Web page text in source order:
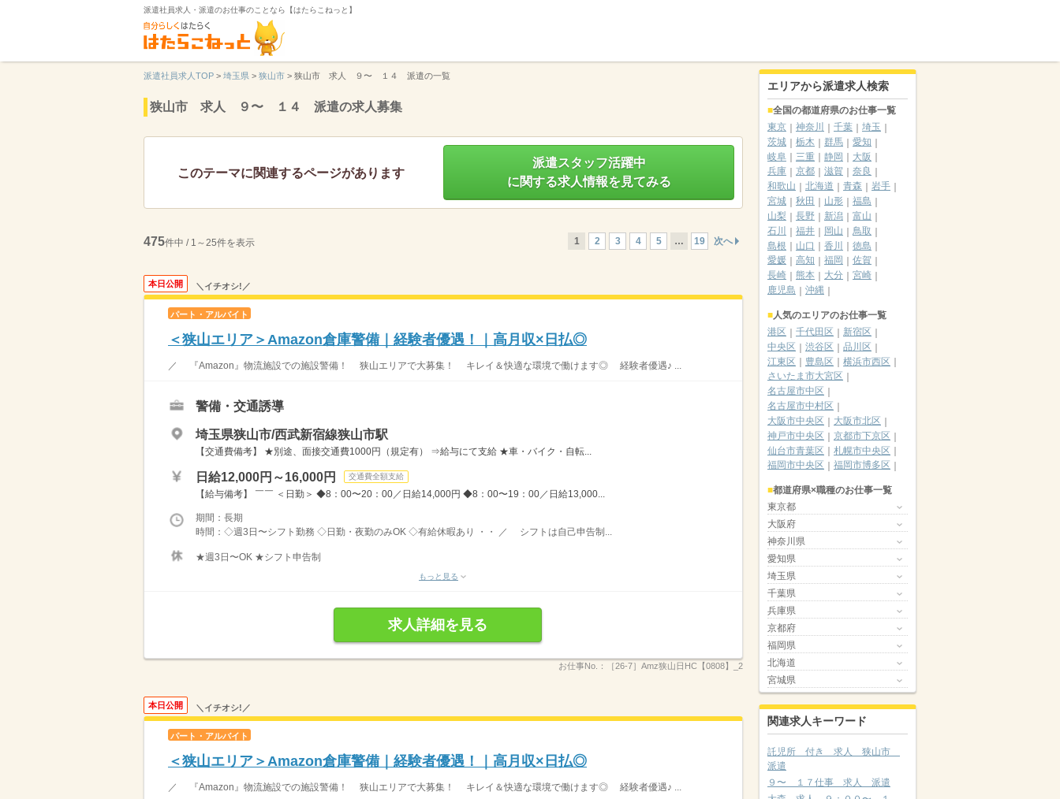
派遣社員求人・派遣のお仕事のことなら【はたらこねっと】
派遣社員求人TOP > 埼玉県 > 狭山市 > 狭山市 求人 ９〜 １４ 派遣の一覧
狭山市 求人 ９〜 １４ 派遣の求人募集
このテーマに関連するページがあります
派遣スタッフ活躍中
に関する求人情報を見てみる
475件中 / 1～25件を表示 1 2 3 4 5 … 19 次へ
本日公開 ＼イチオシ!／
パート・アルバイト
＜狭山エリア＞Amazon倉庫警備｜経験者優遇！｜高月収×日払◎
／ 『Amazon』物流施設での施設警備！ 狭山エリアで大募集！ キレイ＆快適な環境で働けます◎ 経験者優遇♪ ...
警備・交通誘導
埼玉県狭山市/西武新宿線狭山市駅
【交通費備考】 ★別途、面接交通費1000円（規定有） ⇒給与にて支給 ★車・バイク・自転...
日給12,000円～16,000円 交通費全額支給
【給与備考】 ￣￣ ＜日勤＞ ◆8：00〜20：00／日給14,000円 ◆8：00〜19：00／日給13,000...
期間：長期
時間：◇週3日〜シフト勤務 ◇日勤・夜勤のみOK ◇有給休暇あり ・・ ／ シフトは自己申告制...
★週3日〜OK ★シフト申告制
もっと見る
求人詳細を見る
お仕事No.： ［26-7］Amz狭山日HC【0808】_2
本日公開 ＼イチオシ!／
パート・アルバイト
＜狭山エリア＞Amazon倉庫警備｜経験者優遇！｜高月収×日払◎
／ 『Amazon』物流施設での施設警備！ 狭山エリアで大募集！ キレイ＆快適な環境で働けます◎ 経験者優遇♪ ...
エリアから派遣求人検索
全国の都道府県のお仕事一覧
東京
神奈川 千葉
埼玉
茨城
栃木 群馬
愛知
岐阜
三重 静岡
大阪
兵庫
京都 滋賀
奈良
和歌山
北海道 青森
岩手
宮城
秋田 山形
福島
山梨
長野 新潟
富山
石川
福井 岡山
鳥取
島根
山口 香川
徳島
愛媛
高知 福岡
佐賀
長崎
熊本 大分
宮崎
鹿児島
沖縄
人気のエリアのお仕事一覧
港区
千代田区
新宿区
中央区
渋谷区
品川区
江東区
豊島区
横浜市西区
さいたま市大宮区
名古屋市中区
名古屋市中村区
大阪市中央区
大阪市北区
神戸市中央区
京都市下京区
仙台市青葉区
札幌市中央区
福岡市中央区
福岡市博多区
都道府県×職種のお仕事一覧
東京都
大阪府
神奈川県
愛知県
埼玉県
千葉県
兵庫県
京都府
福岡県
北海道
宮城県
関連求人キーワード
託児所 付き 求人 狭山市
派遣
９〜 １７仕事 求人 派遣